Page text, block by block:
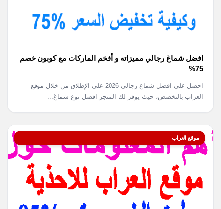
افضل شماغ رجالي مميزاته و أفخم الماركات مع كوبون خصم
75%
احصل على افضل شماغ رجالي 2026 على الإطلاق من خلال موقع
العراب بالتخصص، حيث يوفر لك المتجر افضل نوع شماغ...
موقع العراب